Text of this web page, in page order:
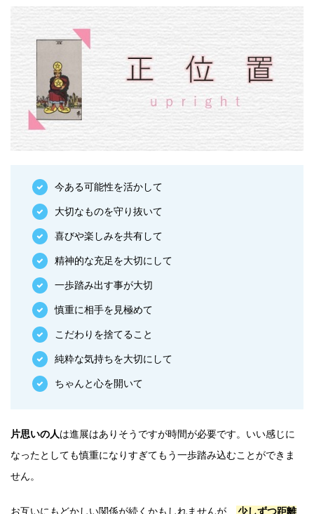
今ある可能性を活かして
大切なものを守り抜いて
喜びや楽しみを共有して
精神的な充足を大切にして
一歩踏み出す事が大切
慎重に相手を見極めて
こだわりを捨てること
純粋な気持ちを大切にして
ちゃんと心を開いて
片思いの人は進展はありそうですが時間が必要です。いい感じに
なったとしても慎重になりすぎてもう一歩踏み込むことができま
せん。
お互いにもどかしい関係が続くかもしれませんが、 少しずつ距離